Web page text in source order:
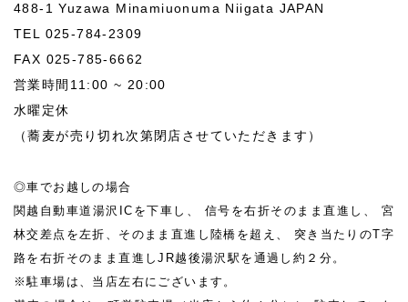
488-1 Yuzawa Minamiuonuma Niigata JAPAN
TEL 025-784-2309
FAX 025-785-6662
営業時間11:00 ~ 20:00
水曜定休
（蕎麦が売り切れ次第閉店させていただきます）
◎車でお越しの場合
関越自動車道湯沢ICを下車し、
信号を右折そのまま直進し、
宮
林交差点を左折、そのまま直進し陸橋を超え、
突き当たりのT字
路を右折そのまま直進しJR越後湯沢駅を通過し約２分。
※駐車場は、当店左右にございます。